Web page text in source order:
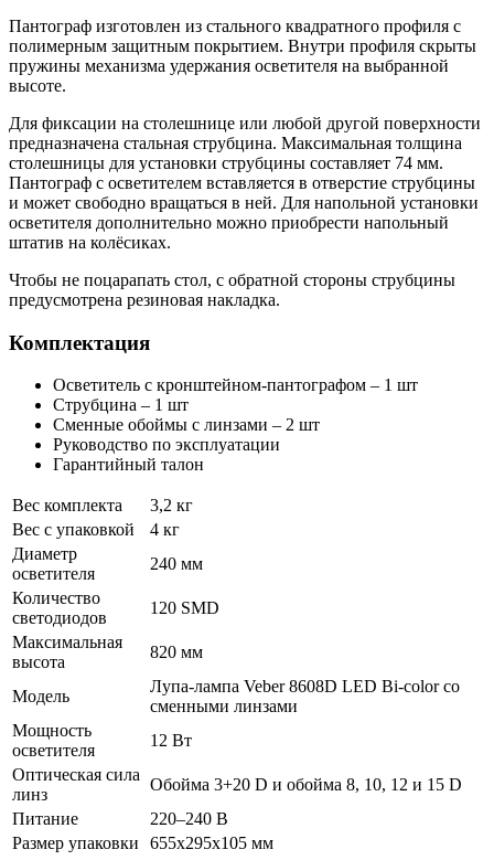
Пантограф изготовлен из стального квадратного профиля с
полимерным защитным покрытием. Внутри профиля скрыты
пружины механизма удержания осветителя на выбранной
высоте.
Для фиксации на столешнице или любой другой поверхности
предназначена стальная струбцина. Максимальная толщина
столешницы для установки струбцины составляет 74 мм.
Пантограф с осветителем вставляется в отверстие струбцины
и может свободно вращаться в ней. Для напольной установки
осветителя дополнительно можно приобрести напольный
штатив на колёсиках.
Чтобы не поцарапать стол, с обратной стороны струбцины
предусмотрена резиновая накладка.
Комплектация
Осветитель с кронштейном-пантографом – 1 шт
Струбцина – 1 шт
Сменные обоймы с линзами – 2 шт
Руководство по эксплуатации
Гарантийный талон
Вес комплекта
3,2 кг
Вес с упаковкой
4 кг
Диаметр
осветителя
240 мм
Количество
светодиодов
120 SMD
Максимальная
высота
820 мм
Модель
Лупа-лампа Veber 8608D LED Bi-color со
сменными линзами
Мощность
осветителя
12 Вт
Оптическая сила
линз
Обойма 3+20 D и обойма 8, 10, 12 и 15 D
Питание
220–240 В
Размер упаковки
655х295х105 мм